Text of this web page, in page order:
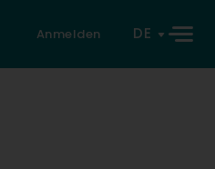
Anmelden DE